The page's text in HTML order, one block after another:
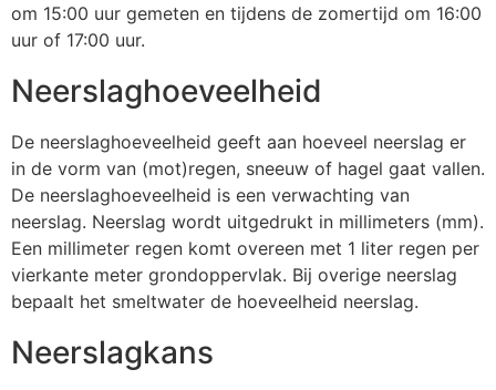
om 15:00 uur gemeten en tijdens de zomertijd om 16:00
uur of 17:00 uur.
Neerslaghoeveelheid
De neerslaghoeveelheid geeft aan hoeveel neerslag er
in de vorm van (mot)regen, sneeuw of hagel gaat vallen.
De neerslaghoeveelheid is een verwachting van
neerslag. Neerslag wordt uitgedrukt in millimeters (mm).
Een millimeter regen komt overeen met 1 liter regen per
vierkante meter grondoppervlak. Bij overige neerslag
bepaalt het smeltwater de hoeveelheid neerslag.
Neerslagkans